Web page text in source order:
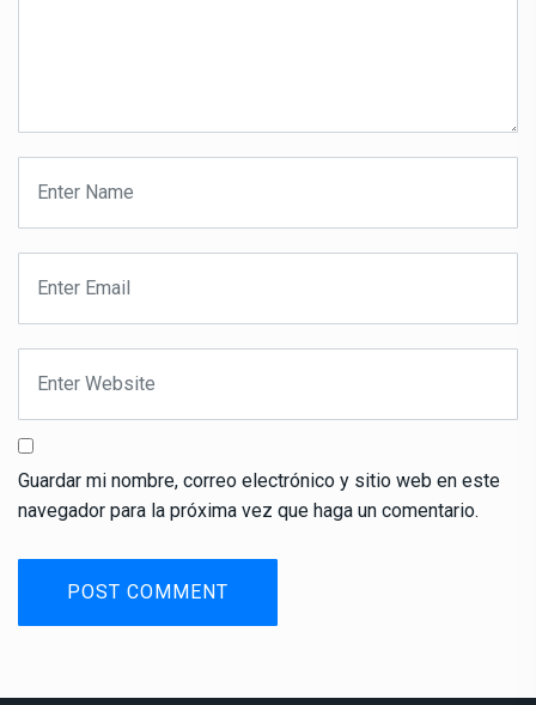
Guardar mi nombre, correo electrónico y sitio web en este
navegador para la próxima vez que haga un comentario.